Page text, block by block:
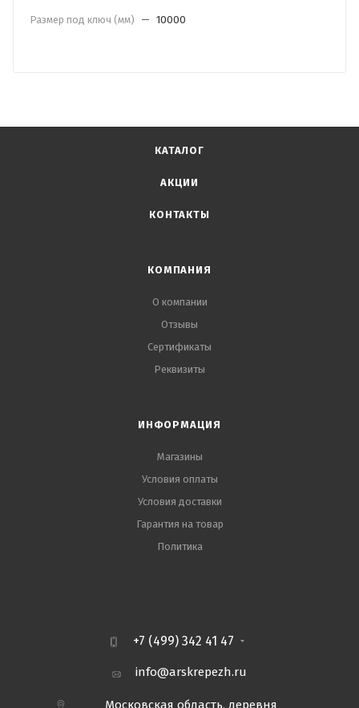
Размер под ключ (мм) — 10000
КАТАЛОГ
АКЦИИ
КОНТАКТЫ
КОМПАНИЯ
О компании
Отзывы
Сертификаты
Реквизиты
ИНФОРМАЦИЯ
Магазины
Условия оплаты
Условия доставки
Гарантия на товар
Политика
+7 (499) 342 41 47
info@arskrepezh.ru
Московская область, деревня